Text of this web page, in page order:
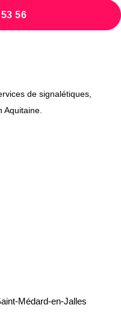
56
de signalétiques,
Médard-en-Jalles